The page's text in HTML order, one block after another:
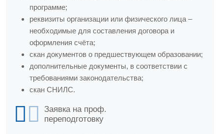
программе;
реквизиты организации или физического лица –
необходимые для составления договора и
оформления счёта;
скан документов о предшествующем образовании;
дополнительные документы, в соответствии с
требованиями законодательства;
скан СНИЛС.
Заявка на проф.
переподготовку